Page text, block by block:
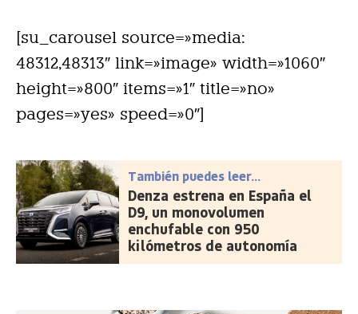
[su_carousel source=»media:
48312,48313″ link=»image» width=»1060″
height=»800″ items=»1″ title=»no»
pages=»yes» speed=»0″]
También puedes leer...
Denza estrena en España el
D9, un monovolumen
enchufable con 950
kilómetros de autonomía